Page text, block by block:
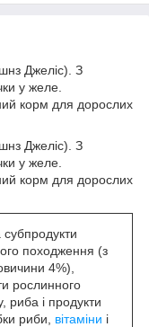
Джеліс). З
у желе.
корм для дорослих
Джеліс). З
у желе.
корм для дорослих
походження (з
4%),
рослинного
риба і продукти
риби, вітаміни і